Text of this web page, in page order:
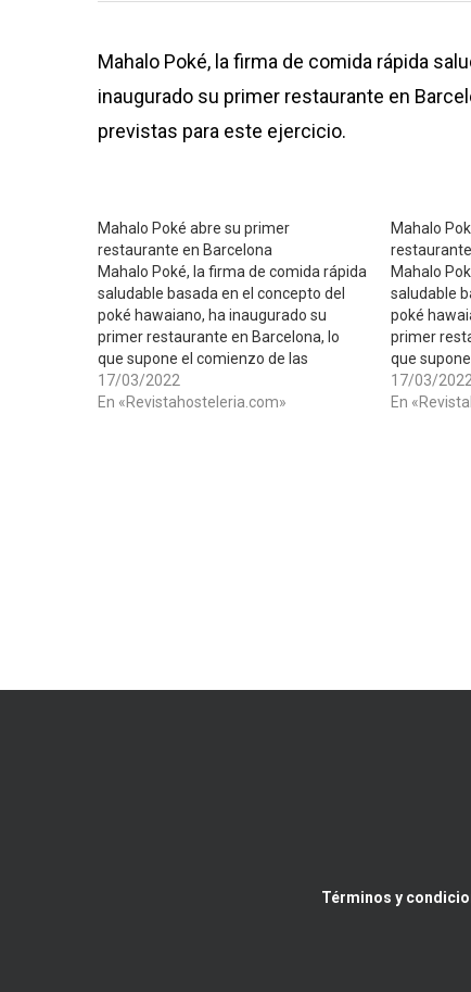
Mahalo Poké, la firma de comida rápida
inaugurado su primer restaurante en
previstas para este ejercicio.
​Mahalo Poké abre su primer
restaurante en Barcelona
Mahalo Poké, la firma de comida rápida
saludable basada en el concepto del
poké hawaiano, ha inaugurado su
primer restaurante en Barcelona, lo
que supone el comienzo de las
aperturas previstas para este ejercicio.
17/03/2022
En «Revistahosteleria.com»
​Mahalo
Mahalo
saludable
poké
primer
que
aperturas
17/03/2022
En
Términos y